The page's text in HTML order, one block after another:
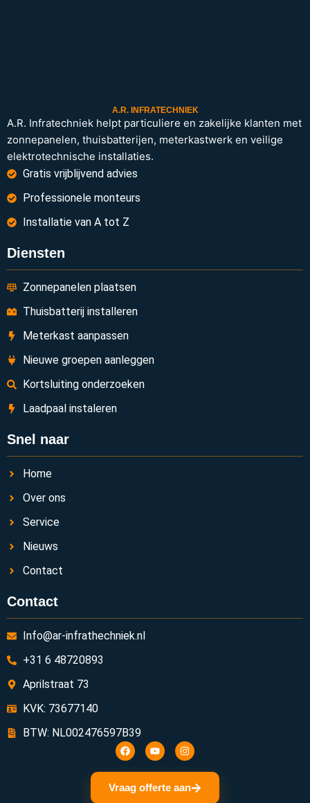
A.R. INFRATECHNIEK
A.R. Infratechniek helpt particuliere en zakelijke klanten met
zonnepanelen, thuisbatterijen, meterkastwerk en veilige
elektrotechnische installaties.
Gratis vrijblijvend advies
Professionele monteurs
Installatie van A tot Z
Diensten
Zonnepanelen plaatsen
Thuisbatterij installeren
Meterkast aanpassen
Nieuwe groepen aanleggen
Kortsluiting onderzoeken
Laadpaal instaleren
Snel naar
Home
Over ons
Service
Nieuws
Contact
Contact
Info@ar-infrathechniek.nl
+31 6 48720893
Aprilstraat 73
KVK: 73677140
BTW: NL002476597B39
Vraag offerte aan